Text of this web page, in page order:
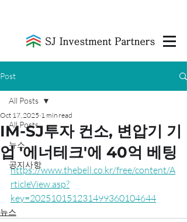
Post
All Posts
뉴스
공지사항
All Posts
IM-SJ투자 컨소, 변압기 기
업 '에너테크'에 40억 베팅
Oct 17, 2025 1 min read
https://www.thebell.co.kr/free/content/A
rticleView.asp?
key=202510151231499360104644
뉴스